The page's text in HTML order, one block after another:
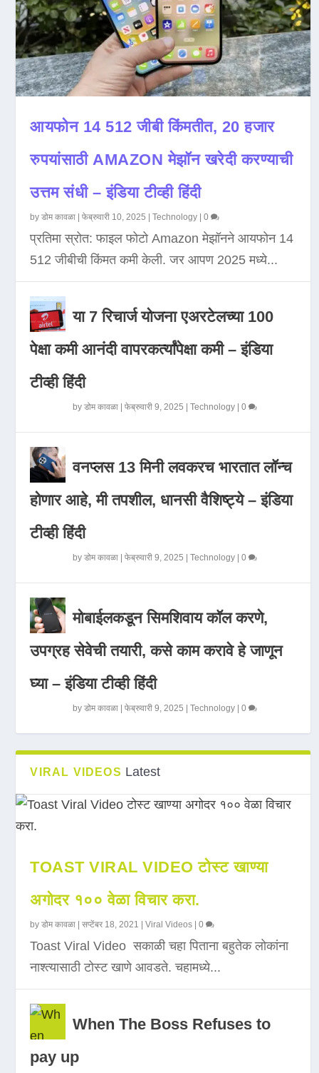
आयफोन 14 512 जीबी किंमतीत, 20 हजार
रुपयांसाठी AMAZON मेझॉन खरेदी करण्याची
उत्तम संधी – इंडिया टीव्ही हिंदी
byडोम कावळा |फेब्रुवारी 10, 2025 |Technology |0
प्रतिमा स्रोत: फाइल फोटो Amazon मेझॉनने आयफोन 14
512 जीबीची किंमत कमी केली. जर आपण 2025 मध्ये...
या 7 रिचार्ज योजना एअरटेलच्या 100
पेक्षा कमी आनंदी वापरकर्त्यांपेक्षा कमी – इंडिया
टीव्ही हिंदी
byडोम कावळा |फेब्रुवारी 9, 2025 |Technology |0
वनप्लस 13 मिनी लवकरच भारतात लॉन्च
होणार आहे, मी तपशील, धानसी वैशिष्ट्ये – इंडिया
टीव्ही हिंदी
byडोम कावळा |फेब्रुवारी 9, 2025 |Technology |0
मोबाईलकडून सिमशिवाय कॉल करणे,
उपग्रह सेवेची तयारी, कसे काम करावे हे जाणून
घ्या – इंडिया टीव्ही हिंदी
byडोम कावळा |फेब्रुवारी 9, 2025 |Technology |0
VIRAL VIDEOS Latest
TOAST VIRAL VIDEO टोस्ट खाण्या
अगोदर १०० वेळा विचार करा.
byडोम कावळा |सप्टेंबर 18, 2021 |Viral Videos |0
Toast Viral Video सकाळी चहा पिताना बहुतेक लोकांना
नाश्त्यासाठी टोस्ट खाणे आवडते. चहामध्ये...
When The Boss Refuses to
pay up